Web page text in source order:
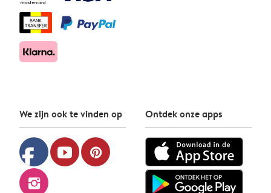
We zijn ook te vinden op
facebook youtube pinterest
instagram
Ontdek onze apps